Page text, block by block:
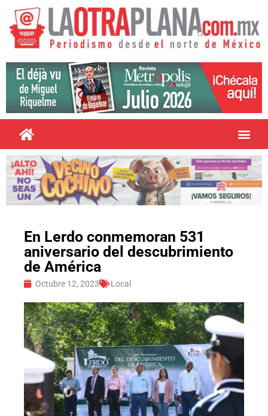
En Lerdo conmemoran 531
aniversario del descubrimiento
de América
Octubre 12, 2023 Local